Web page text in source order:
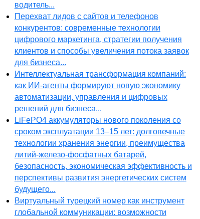
водитель...
Перехват лидов с сайтов и телефонов
конкурентов: современные технологии
цифрового маркетинга, стратегии получения
клиентов и способы увеличения потока заявок
для бизнеса...
Интеллектуальная трансформация компаний:
как ИИ-агенты формируют новую экономику
автоматизации, управления и цифровых
решений для бизнеса...
LiFePO4 аккумуляторы нового поколения со
сроком эксплуатации 13–15 лет: долговечные
технологии хранения энергии, преимущества
литий-железо-фосфатных батарей,
безопасность, экономическая эффективность и
перспективы развития энергетических систем
будущего...
Виртуальный турецкий номер как инструмент
глобальной коммуникации: возможности